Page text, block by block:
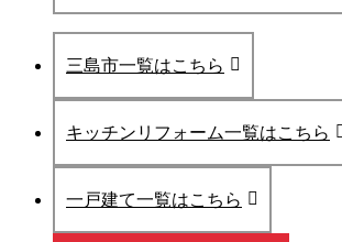
三島市一覧はこちら
キッチンリフォーム一覧はこちら
一戸建て一覧はこちら